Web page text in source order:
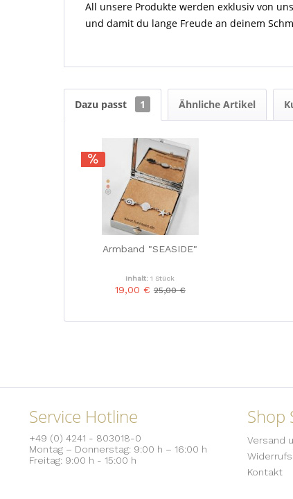
All unsere Produkte werden exklusiv von
und damit du lange Freude an deinem
Dazu passt 1 Ähnliche Artikel
Armband "SEASIDE"
Inhalt:1 Stück
19,00 € 25,00 €
Service Hotline
+49 (0) 4241 - 803018-0
Montag – Donnerstag: 9:00 h – 16:00 h
Freitag: 9:00 h - 15:00 h
Shop
Versand
Kontakt